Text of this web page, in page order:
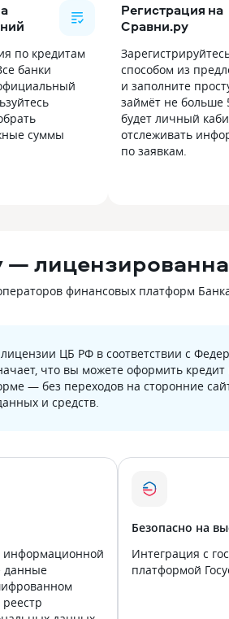
по кредитам
банки
суммы
Регистрация на
Сравни.ру
способом из
и заполните
займёт не больше
будет личный
отслеживать
по заявкам.
—
финансовых платформ Банка
ЦБ РФ в соответствии с
что вы можете оформить
— без переходов на сторонние
и средств.
информационной
данные
Безопасно на
Интеграция с
платформой